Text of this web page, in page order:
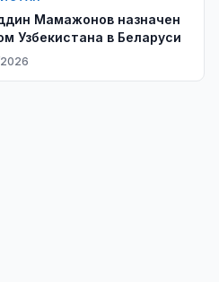
Мамажонов назначен
Узбекистана в Беларуси